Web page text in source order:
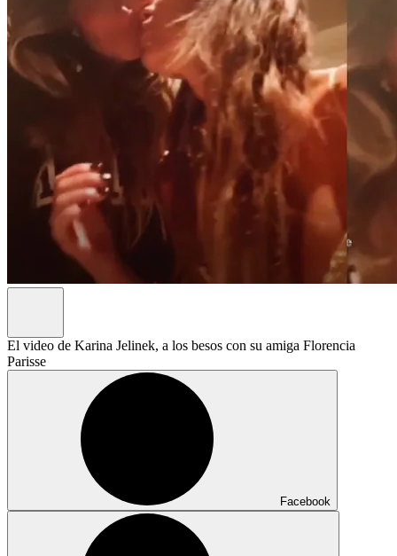
El video de Karina Jelinek, a los besos con su amiga Florencia
Parisse
Facebook